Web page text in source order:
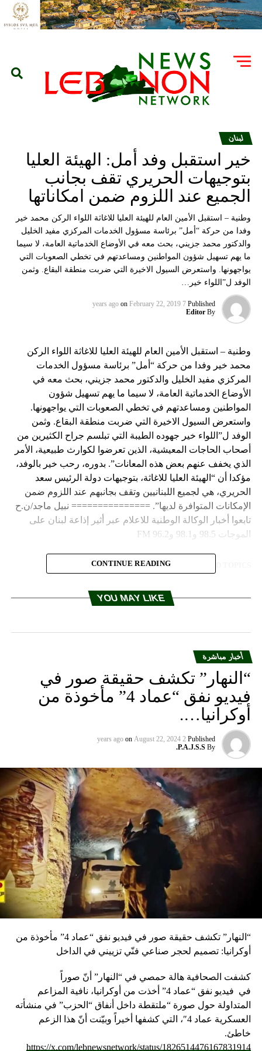
لبنان
خير استقبل وفد أمل: الهيئة العليا
بتوجيهات الحريري تقف بجانب
الجميع عند اللزوم ضمن امكاناتها
وطنية – استقبل الأمين العام للهيئة العليا للاغاثة اللواء الركن محمد خير
وفدا من حركة “أمل” برئاسة مسؤول الخدمات المركزي مفيد الخليل
والدكتور محمد جزيني، بحث معه في الأوضاع الخدماتية العامة، لا سيما
ما يهم تسهيل شؤون المواطنين ومساعدتهم في تخطي الصعوبات التي
يواجهونها. واستعرض السيول الاخيرة التي ضربت منطقة البقاع. وثمن
الوفد ل”اللواء خير…
Published
7 years ago
on February 22, 2019
By
Editor
وطنية – استقبل الأمين العام للهيئة العليا للاغاثة اللواء الركن
محمد خير وفدا من حركة “أمل” برئاسة مسؤول الخدمات
المركزي مفيد الخليل والدكتور محمد جزيني، بحث معه في
الأوضاع الخدماتية العامة، لا سيما ما يهم تسهيل شؤون
المواطنين ومساعدتهم في تخطي الصعوبات التي يواجهونها.
واستعرض السيول الاخيرة التي ضربت منطقة البقاع. وثمن
الوفد ل”اللواء خير جهوده الطيبة التي تبلسم جراح الكثيرين من
أصحاب الحاجات المعيشية، الذين تعرضوا لكوارث طبيعية، الأمر
الذي يخفف عنهم بعض هذه المعانات”. بدوره، رحب خير بالوفد،
مؤكدا أن “الهيئة العليا للاغاثة، بتوجيهات دولة الرئيس سعد
الحريري، هي لجميع اللبنانيين وتقف بجانبهم عند اللزوم ضمن
الإمكانات المتوافرة لديها”. =============== نبيل ماجد/ن.ح
تابعوا أخبار الوكالة الوطنية للاعلام عبر أثير إذاعة لبنان على
الموجات 98.5 و98.1 و96.2 FM
الصفدي عرضت مع زكي اوضاع صندوق الضمان
وفودا مهنئة في طرابلس
CONTINUE READING
YOU MAY LIKE
أخبار مباشرة
“النهار” تكشف حقيقة صور في
فيديو نفق “عماد 4” مأخوذة من
أوكرانيا….
Published
2 years ago
on August 22, 2024
By
P.A.J.S.S.
“النهار” تكشف حقيقة صور في فيديو نفق “عماد 4” مأخوذة من
أوكرانيا: تصميم لحجر صناعي فنّي تزييني في الداخل
كشفت الصحافية هالة حمصي في “النهار” أنّ صوراً
في فيديو
نفق “عماد 4” أخذت من أوكرانيا، نافية المزاعم
المتداولة حول صورة “ملتقطة داخل أنفاق “الحزب” في منشأته
العسكرية عماد 4″، التي كشفها أخيراً وبيّنت أنّ هذا الزعم
خاطئ.
https://x.com/lebnewsnetwork/status/1826514476167831914